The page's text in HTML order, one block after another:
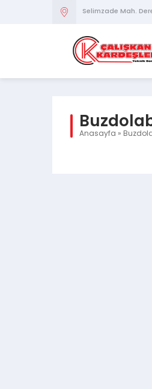
Selimzade Mah.
Anasayfa »